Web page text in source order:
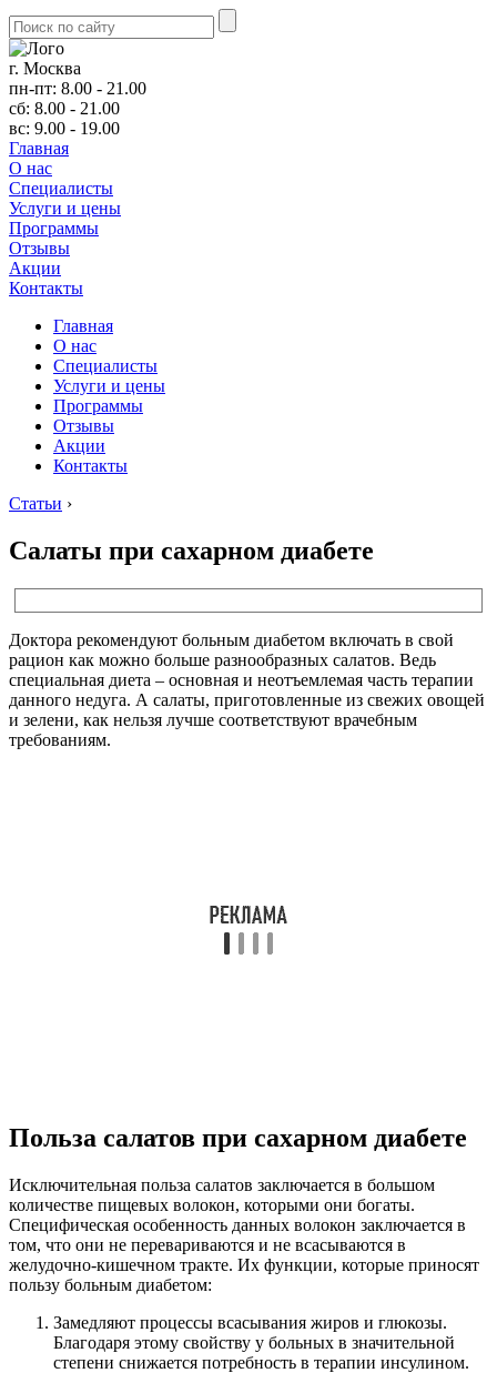
г. Москва
пн-пт: 8.00 - 21.00
сб: 8.00 - 21.00
вс: 9.00 - 19.00
Главная
О нас
Cпециалисты
Услуги и цены
Программы
Отзывы
Акции
Контакты
Главная
О нас
Cпециалисты
Услуги и цены
Программы
Отзывы
Акции
Контакты
Статьи ›
Салаты при сахарном диабете
Доктора рекомендуют больным диабетом включать в свой
рацион как можно больше разнообразных салатов. Ведь
специальная диета – основная и неотъемлемая часть терапии
данного недуга. А салаты, приготовленные из свежих овощей
и зелени, как нельзя лучше соответствуют врачебным
требованиям.
Польза салатов при сахарном диабете
Исключительная польза салатов заключается в большом
количестве пищевых волокон, которыми они богаты.
Специфическая особенность данных волокон заключается в
том, что они не перевариваются и не всасываются в
желудочно-кишечном тракте. Их функции, которые приносят
пользу больным диабетом:
Замедляют процессы всасывания жиров и глюкозы.
Благодаря этому свойству у больных в значительной
степени снижается потребность в терапии инсулином.